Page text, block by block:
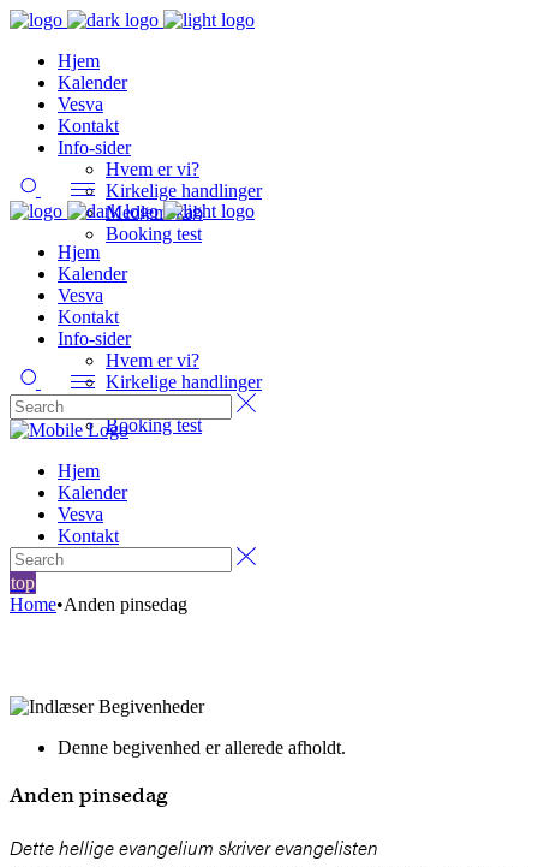
Hjem
Kalender
Vesva
Kontakt
Info-sider
Hvem er vi?
Kirkelige handlinger
Medlemskab
Booking test
Hjem
Kalender
Vesva
Kontakt
Info-sider
Hvem er vi?
Kirkelige handlinger
Booking test
Hjem
Kalender
Vesva
Kontakt
top
Home•Anden pinsedag
Denne begivenhed er allerede afholdt.
Anden pinsedag
Dette hellige evangelium skriver evangelisten